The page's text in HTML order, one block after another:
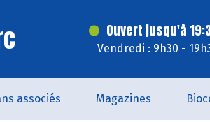
Ouvert jusqu'à
Vendredi : 9h30 -
associés Magazines